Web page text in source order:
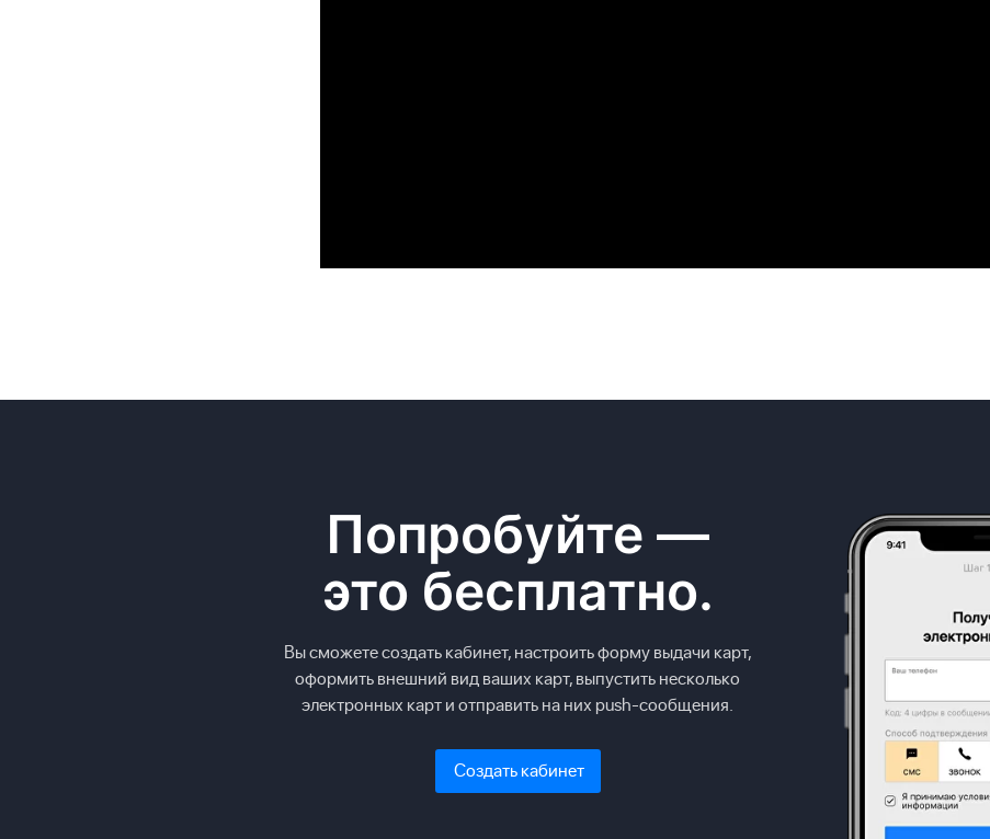
Попробуйте —
это бесплатно.
Вы сможете создать кабинет, настроить форму выдачи карт,
оформить внешний вид ваших карт, выпустить несколько
электронных карт и отправить на них push-сообщения.
Создать кабинет